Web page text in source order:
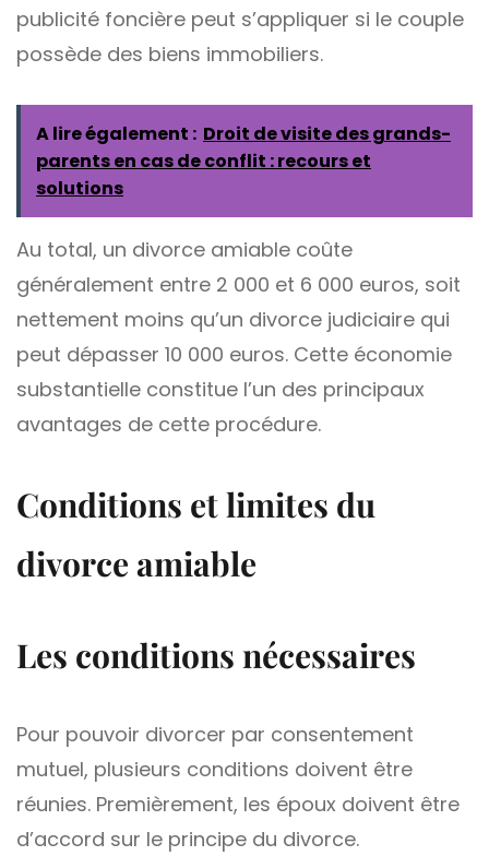
publicité foncière peut s’appliquer si le couple
possède des biens immobiliers.
A lire également : Droit de visite des grands-
parents en cas de conflit : recours et
solutions
Au total, un divorce amiable coûte
généralement entre 2 000 et 6 000 euros, soit
nettement moins qu’un divorce judiciaire qui
peut dépasser 10 000 euros. Cette économie
substantielle constitue l’un des principaux
avantages de cette procédure.
Conditions et limites du
divorce amiable
Les conditions nécessaires
Pour pouvoir divorcer par consentement
mutuel, plusieurs conditions doivent être
réunies. Premièrement, les époux doivent être
d’accord sur le principe du divorce.